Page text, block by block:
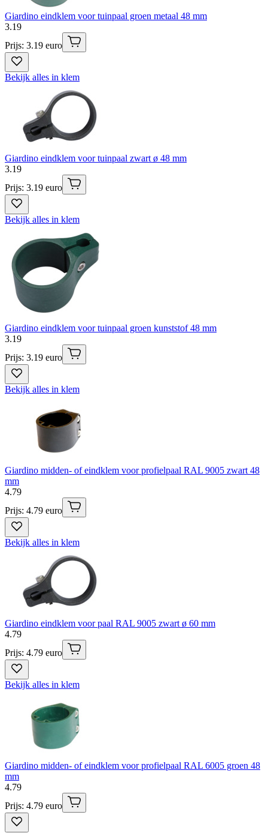
Giardino eindklem voor tuinpaal groen metaal 48 mm
3.19
Prijs: 3.19 euro
Bekijk alles in klem
Giardino eindklem voor tuinpaal zwart ø 48 mm
3.19
Prijs: 3.19 euro
Bekijk alles in klem
Giardino eindklem voor tuinpaal groen kunststof 48 mm
3.19
Prijs: 3.19 euro
Bekijk alles in klem
Giardino midden- of eindklem voor profielpaal RAL 9005 zwart 48
mm
4.79
Prijs: 4.79 euro
Bekijk alles in klem
Giardino eindklem voor paal RAL 9005 zwart ø 60 mm
4.79
Prijs: 4.79 euro
Bekijk alles in klem
Giardino midden- of eindklem voor profielpaal RAL 6005 groen 48
mm
4.79
Prijs: 4.79 euro